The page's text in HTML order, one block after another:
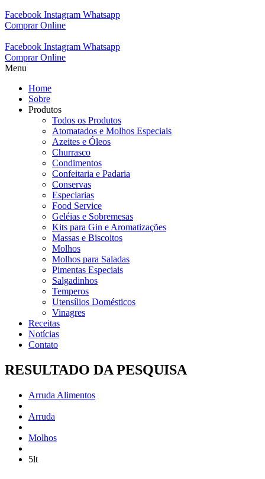
Facebook Instagram Whatsapp
Comprar Online
Facebook Instagram Whatsapp
Comprar Online
Menu
Home
Sobre
Produtos
Todos os Produtos
Atomatados e Molhos Especiais
Azeites e Óleos
Churrasco
Condimentos
Confeitaria e Padaria
Conservas
Especiarias
Food Service
Geléias e Sobremesas
Kits para Gin e Aromatizações
Massas e Biscoitos
Molhos
Molhos para Saladas
Pimentas Especiais
Salgadinhos
Temperos
Utensílios Domésticos
Vinagres
Receitas
Notícias
Contato
RESULTADO DA PESQUISA
Arruda Alimentos
Arruda
Molhos
5lt